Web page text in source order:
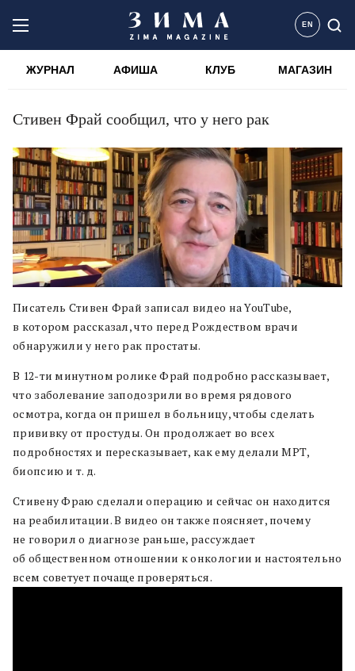
EN
ЖУРНАЛ АФИША КЛУБ МАГАЗИН
Стивен Фрай сообщил, что у него рак
Писатель Стивен Фрай записал видео на YouTube,
в котором рассказал, что перед Рождеством врачи
обнаружили у него рак простаты.
В 12-ти минутном ролике Фрай подробно рассказывает,
что заболевание заподозрили во время рядового
осмотра, когда он пришел в больницу, чтобы сделать
прививку от простуды. Он продолжает во всех
подробностях и пересказывает, как ему делали МРТ,
биопсию и т. д.
Стивену Фраю сделали операцию и сейчас он находится
на реабилитации. В видео он также поясняет, почему
не говорил о диагнозе раньше, рассуждает
об общественном отношении к онкологии и настоятельно
всем советует почаще проверяться.